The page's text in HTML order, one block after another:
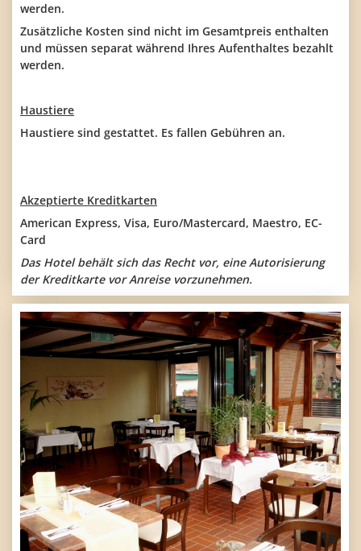
werden.
Zusätzliche Kosten sind nicht im Gesamtpreis enthalten
und müssen separat während Ihres Aufenthaltes bezahlt
werden.
Haustiere
Haustiere sind gestattet. Es fallen Gebühren an.
Akzeptierte Kreditkarten
American Express, Visa, Euro/Mastercard, Maestro, EC-
Card
Das Hotel behält sich das Recht vor, eine Autorisierung
der Kreditkarte vor Anreise vorzunehmen.